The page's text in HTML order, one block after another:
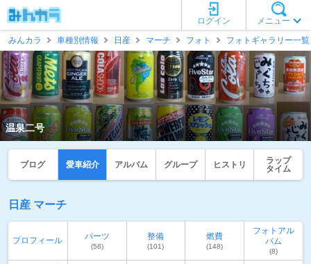
メニュー
ログイン
みんカラ
車種別情報 日産 マーチ フォト フォトギャラリー一覧
温泉二号
ブログ 愛車紹介 アルバム グループ ヒストリ
ラップ
タイム
日産 マーチ
プロフィール パーツ
(58)
整備
(101)
燃費
(148)
フォトアル
バム
(8)